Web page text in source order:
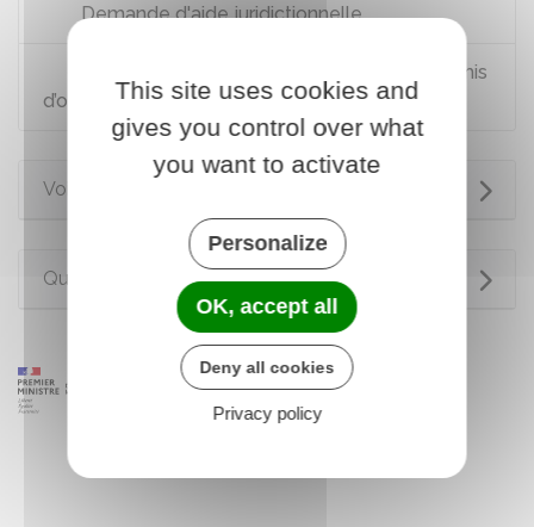
Demande d'aide juridictionnelle
Demander la désignation d’un avocat commis
d’office
Voir aussi
Questions ? Réponses !
This site uses cookies and
gives you control over what
you want to activate
Personalize
OK, accept all
Deny all cookies
Privacy policy